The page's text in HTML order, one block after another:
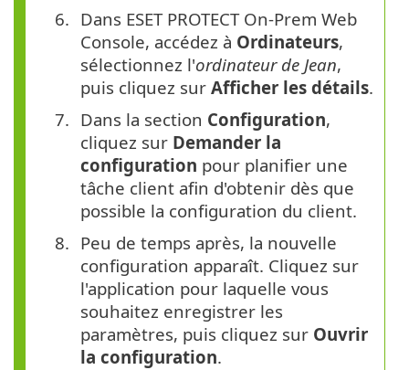
Dans ESET PROTECT On-Prem Web
Console, accédez à Ordinateurs,
sélectionnez l'ordinateur de Jean,
puis cliquez sur Afficher les détails.
Dans la section Configuration,
cliquez sur Demander la
configuration pour planifier une
tâche client afin d'obtenir dès que
possible la configuration du client.
Peu de temps après, la nouvelle
configuration apparaît. Cliquez sur
l'application pour laquelle vous
souhaitez enregistrer les
paramètres, puis cliquez sur Ouvrir
la configuration.